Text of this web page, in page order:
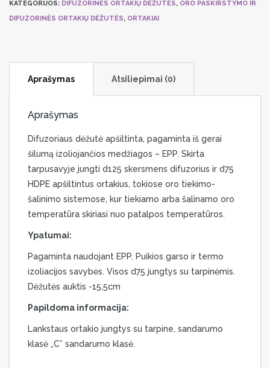
dėžutė
2xd75x125mm
KATEGORIJOS: DIFUZORINĖS ORTAKIŲ DĖŽUTĖS, ORO PASKIRSTYMO IR
DIFUZORINĖS ORTAKIŲ DĖŽUTĖS, ORTAKIAI
Aprašymas Atsiliepimai (0)
Aprašymas
Difuzoriaus dėžutė apšiltinta, pagaminta iš gerai
šilumą izoliojančios medžiagos – EPP. Skirta
tarpusavyje jungti d125 skersmens difuzorius ir d75
HDPE apšiltintus ortakius, tokiose oro tiekimo-
šalinimo sistemose, kur tiekiamo arba šalinamo oro
temperatūra skiriasi nuo patalpos temperatūros.
Ypatumai:
Pagaminta naudojant EPP. Puikios garso ir termo
izoliacijos savybės. Visos d75 jungtys su tarpinėmis.
Dėžutės auktis -15,5cm
Papildoma informacija:
Lankstaus ortakio jungtys su tarpine, sandarumo
klasė „C” sandarumo klasė.